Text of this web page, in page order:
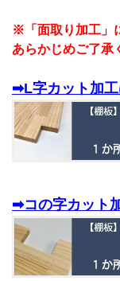
※「面取り加工」
あらかじめご了承
➡L字カット加
➡コの字カット